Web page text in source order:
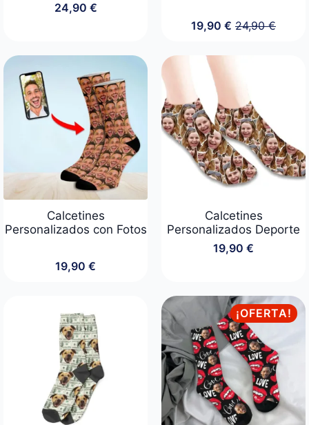
24,90 €
24,90€
El
24,90 €.
19,90€ El
19,90 €.
Calcetines
Personalizados con Fotos
19,90 €
Calcetines
Personalizados Deporte
19,90 €
¡OFERTA!